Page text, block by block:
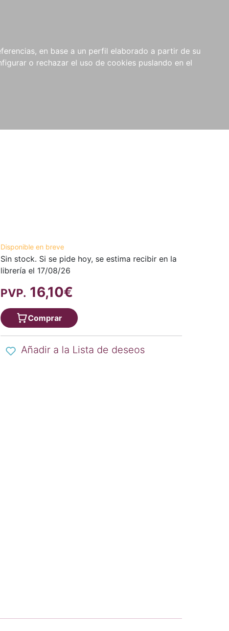
en base a un perfil elaborado a partir de su
o rechazar el uso de cookies puslando en el
NOVEDADES NOTICIAS
COMPRAS
INSTITUCIONALES
Disponible en breve
Sin stock. Si se pide hoy, se estima recibir en la
librería el 17/08/26
PVP. 16,10€
Comprar
Añadir a la Lista de deseos